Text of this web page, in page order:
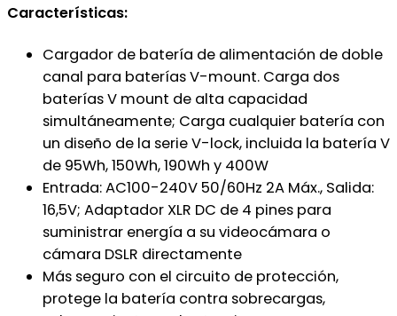
Características:
Cargador de batería de alimentación de doble
canal para baterías V-mount. Carga dos
baterías V mount de alta capacidad
simultáneamente; Carga cualquier batería con
un diseño de la serie V-lock, incluida la batería V
de 95Wh, 150Wh, 190Wh y 400W
Entrada: AC100-240V 50/60Hz 2A Máx., Salida:
16,5V; Adaptador XLR DC de 4 pines para
suministrar energía a su videocámara o
cámara DSLR directamente
Más seguro con el circuito de protección,
protege la batería contra sobrecargas,